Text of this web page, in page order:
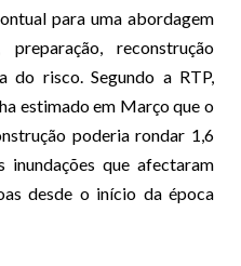
para uma abordagem
reconstrução
do risco. Segundo a RTP,
estimado em Março que o
poderia rondar 1,6
inundações que afectaram
desde o início da época